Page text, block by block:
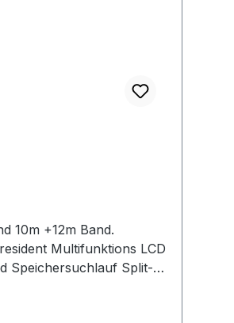
10m +12m Band.
Speichersuchlauf Split-